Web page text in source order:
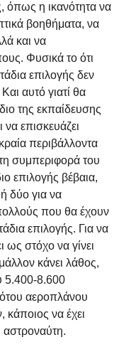
όπως η ικανότητα να
βοηθήματα, να
και να
Φυσικά το ότι
επιλογής δεν
αυτό γιατί θα
της εκπαίδευσης
να επισκευάζει
περιβάλλοντα
τη συμπεριφορά του
επιλογής βέβαια,
ή δύο για να
που θα έχουν
επιλογής. Για να
ως στόχο να γίνει
κάνει λάθος,
5.400-8.600
αεροπλάνου
κάποιος να έχει
αστροναύτη.